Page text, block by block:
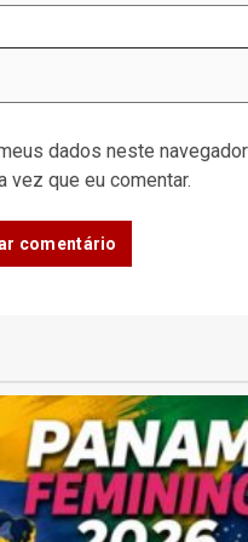
dados neste
vez que eu comentar.